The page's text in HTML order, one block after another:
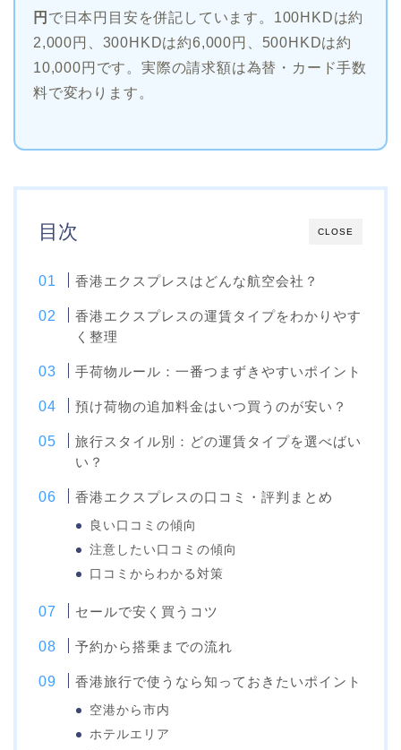
円 で日本円目安を併記しています。100HKDは約
2,000円、300HKDは約6,000円、500HKDは約
10,000円です。実際の請求額は為替・カード手数
料で変わります。
CLOSE
目次
香港エクスプレスはどんな航空会社？
香港エクスプレスの運賃タイプをわかりやす
く整理
手荷物ルール：一番つまずきやすいポイント
預け荷物の追加料金はいつ買うのが安い？
旅行スタイル別：どの運賃タイプを選べばい
い？
香港エクスプレスの口コミ・評判まとめ
良い口コミの傾向
注意したい口コミの傾向
口コミからわかる対策
セールで安く買うコツ
予約から搭乗までの流れ
香港旅行で使うなら知っておきたいポイント
空港から市内
ホテルエリア